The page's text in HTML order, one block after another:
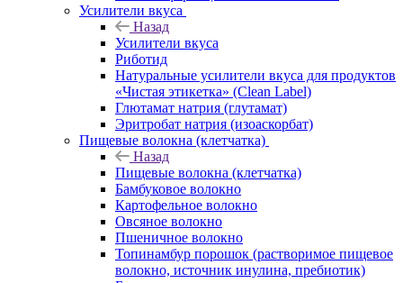
Усилители вкуса
Назад
Усилители вкуса
Риботид
Натуральные усилители вкуса для продуктов
«Чистая этикетка» (Clean Label)
Глютамат натрия (глутамат)
Эритробат натрия (изоаскорбат)
Пищевые волокна (клетчатка)
Назад
Пищевые волокна (клетчатка)
Бамбуковое волокно
Картофельное волокно
Овсяное волокно
Пшеничное волокно
Топинамбур порошок (растворимое пищевое
волокно, источник инулина, пребиотик)